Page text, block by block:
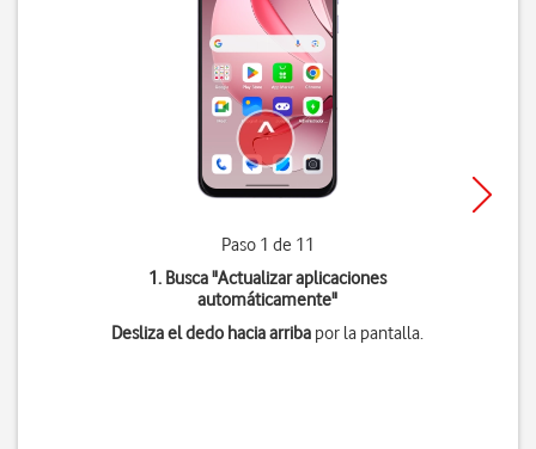
Paso 1 de 11
1. Busca "Actualizar aplicaciones
automáticamente"
Desliza el dedo hacia arriba por la pantalla.